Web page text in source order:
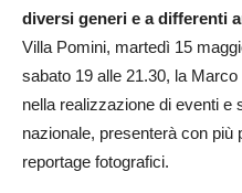
diversi generi e a differenti
Villa Pomini, martedì 15
sabato 19 alle 21.30, la
nella realizzazione di eventi e
nazionale, presenterà con più
reportage fotografici.